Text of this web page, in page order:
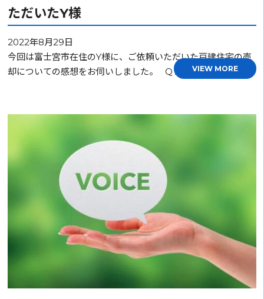
ただいたY様
2022年8月29日
今回は富士宮市在住のY様に、ご依頼いただいた戸建住宅の売
却についての感想をお伺いしました。 Q１．不動産の…
VIEW MORE